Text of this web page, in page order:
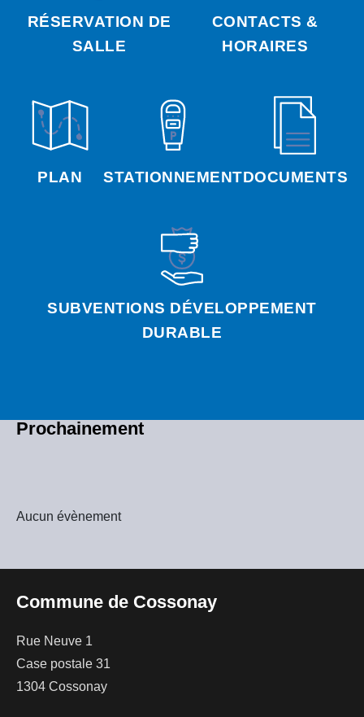
RÉSERVATION DE
SALLE
CONTACTS &
HORAIRES
PLAN STATIONNEMENTDOCUMENTS
SUBVENTIONS DÉVELOPPEMENT
DURABLE
Prochainement
Aucun évènement
Commune de Cossonay
Rue Neuve 1
Case postale 31
1304 Cossonay